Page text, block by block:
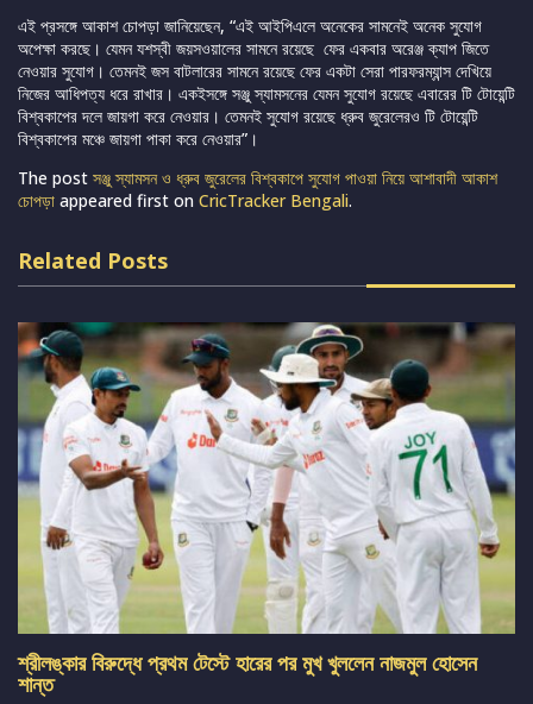
এই প্রসঙ্গে আকাশ চোপড়া জানিয়েছেন, “এই আইপিএলে অনেকের সামনেই অনেক সুযোগ
অপেক্ষা করছে। যেমন যশস্বী জয়সওয়ালের সামনে রয়েছে ফের একবার অরেঞ্জ ক্যাপ জিতে
নেওয়ার সুযোগ। তেমনই জস বাটলারের সামনে রয়েছে ফের একটা সেরা পারফরম্যান্স দেখিয়ে
নিজের আধিপত্য ধরে রাখার। একইসঙ্গে সঞ্জু স্যামসনের যেমন সুযোগ রয়েছে এবারের টি টোয়েন্টি
বিশ্বকাপের দলে জায়গা করে নেওয়ার। তেমনই সুযোগ রয়েছে ধ্রুব জুরেলেরও টি টোয়েন্টি
বিশ্বকাপের মঞ্চে জায়গা পাকা করে নেওয়ার”।
The post সঞ্জু স্যামসন ও ধ্রুব জুরেলের বিশ্বকাপে সুযোগ পাওয়া নিয়ে আশাবাদী আকাশ
চোপড়া appeared first on CricTracker Bengali.
Related Posts
শ্রীলঙ্কার বিরুদ্ধে প্রথম টেস্টে হারের পর মুখ খুললেন নাজমুল হোসেন
শান্ত